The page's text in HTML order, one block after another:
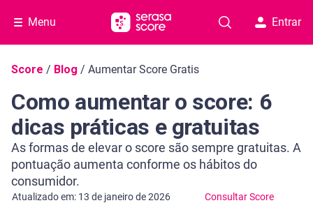
Menu Entrar
Navegação do blog
Score / Blog / Aumentar Score Gratis
Como aumentar o score: 6
dicas práticas e gratuitas
As formas de elevar o score são sempre gratuitas. A
pontuação aumenta conforme os hábitos do
consumidor.
Atualizado em: 13 de janeiro de 2026 Consultar Score
Categoria Consultar Score
Tempo de leitura: 10 minutos